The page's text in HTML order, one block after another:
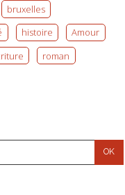
bruxelles
histoire
Amour
roman